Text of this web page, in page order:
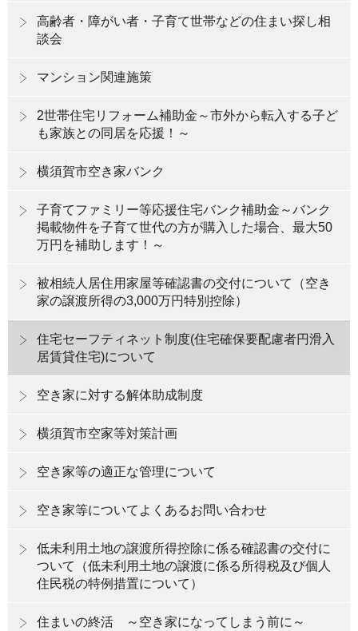
高齢者・障がい者・子育て世帯などの住まい探し相
談会
マンション関連施策
2世帯住宅リフォーム補助金～市外から転入する子ど
も家族との同居を応援！～
横須賀市空き家バンク
子育てファミリー等応援住宅バンク補助金～バンク
掲載物件を子育て世代の方が購入した場合、最大50
万円を補助します！～
被相続人居住用家屋等確認書の交付について（空き
家の譲渡所得の3,000万円特別控除）
住宅セーフティネット制度(住宅確保要配慮者円滑入
居賃貸住宅)について
空き家に対する解体助成制度
横須賀市空家等対策計画
空き家等の適正な管理について
空き家等についてよくあるお問い合わせ
低未利用土地の譲渡所得控除に係る確認書の交付に
ついて（低未利用土地の譲渡に係る所得税及び個人
住民税の特例措置について）
住まいの終活 ～空き家になってしまう前に～